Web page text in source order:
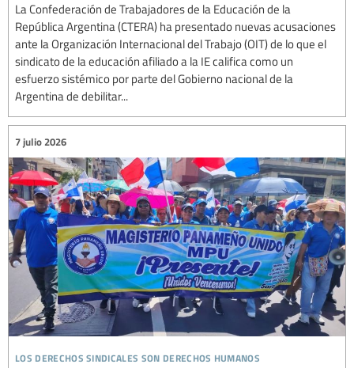
La Confederación de Trabajadores de la Educación de la
República Argentina (CTERA) ha presentado nuevas acusaciones
ante la Organización Internacional del Trabajo (OIT) de lo que el
sindicato de la educación afiliado a la IE califica como un
esfuerzo sistémico por parte del Gobierno nacional de la
Argentina de debilitar...
los derechos sindicales son derechos humanos
7 julio 2026